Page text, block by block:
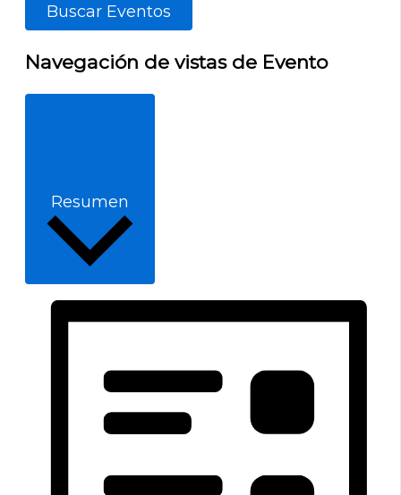
Buscar Eventos
Navegación de vistas de Evento
Resumen